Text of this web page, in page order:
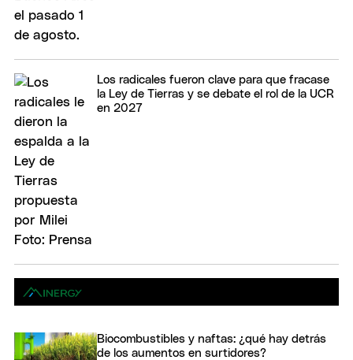
Los radicales fueron clave para que fracase
la Ley de Tierras y se debate el rol de la UCR
en 2027
Biocombustibles y naftas: ¿qué hay detrás
de los aumentos en surtidores?